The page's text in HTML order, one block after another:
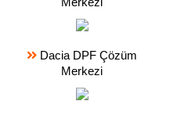
Dacia DPF Çözüm
Merkezi